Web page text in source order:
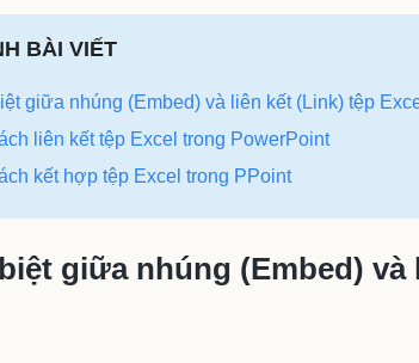
BÀI VIẾT
giữa nhúng (Embed) và liên kết (Link) tệp
liên kết tệp Excel trong PowerPoint
kết hợp tệp Excel trong PPoint
giữa nhúng (Embed)